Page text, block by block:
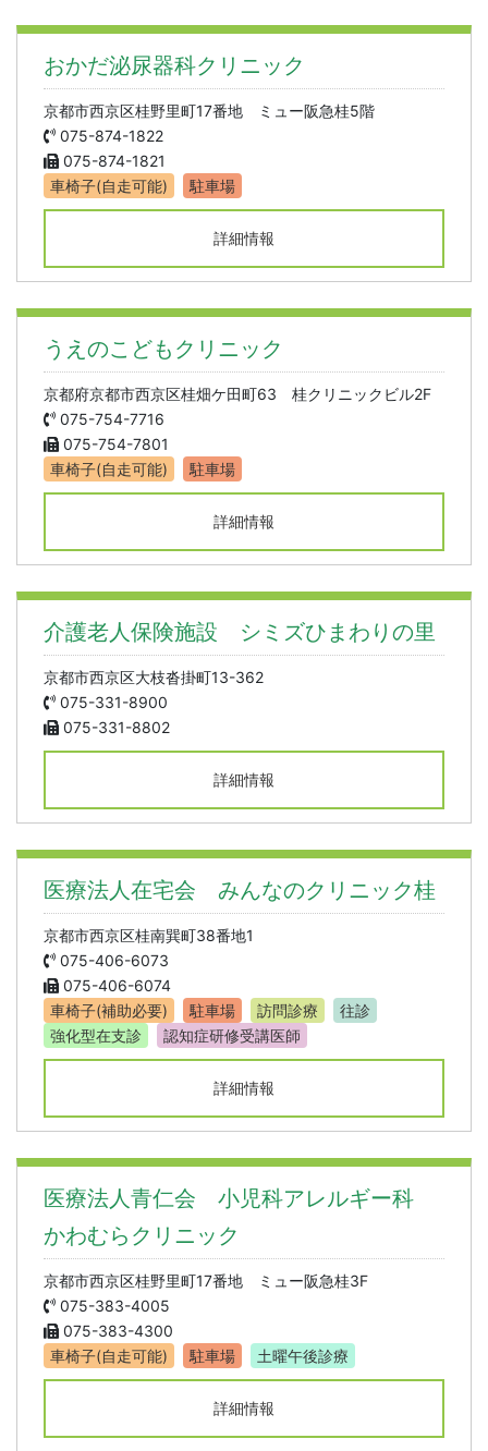
おかだ泌尿器科クリニック
京都市西京区桂野里町17番地 ミュー阪急桂5階
075-874-1822
075-874-1821
車椅子(自走可能)
駐車場
詳細情報
うえのこどもクリニック
京都府京都市西京区桂畑ケ田町63 桂クリニックビル2F
075-754-7716
075-754-7801
車椅子(自走可能)
駐車場
詳細情報
介護老人保険施設 シミズひまわりの里
京都市西京区大枝沓掛町13-362
075-331-8900
075-331-8802
詳細情報
医療法人在宅会 みんなのクリニック桂
京都市西京区桂南巽町38番地1
075-406-6073
075-406-6074
車椅子(補助必要)
駐車場 訪問診療
往診
強化型在支診
認知症研修受講医師
詳細情報
医療法人青仁会 小児科アレルギー科
かわむらクリニック
京都市西京区桂野里町17番地 ミュー阪急桂3F
075-383-4005
075-383-4300
車椅子(自走可能)
駐車場 土曜午後診療
詳細情報